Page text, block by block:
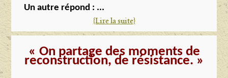
Un autre répond : ...
{Lire la suite}
« On partage des moments de
reconstruction, de résistance. »